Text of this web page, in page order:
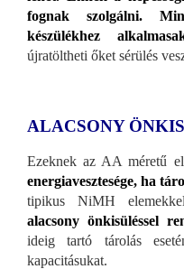
fognak szolgálni.
készülékhez
újratöltheti őket sérülés
ALACSONY
Ezeknek az AA méretű
energiavesztesége, ha
tipikus NiMH
alacsony önkisüléssel
ideig tartó tárolás
kapacitásukat.